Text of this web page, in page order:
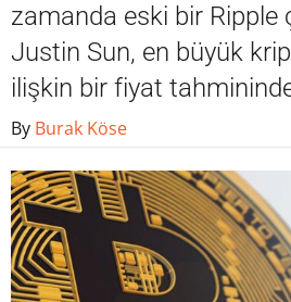
Contact / İletişim
zamanda eski bir Ripple
Justin Sun, en büyük
ilişkin bir fiyat
By Burak Köse